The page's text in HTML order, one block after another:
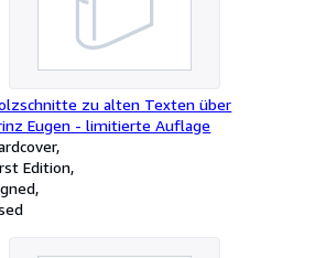
zu alten Texten über
Eugen - limitierte Auflage
Edition